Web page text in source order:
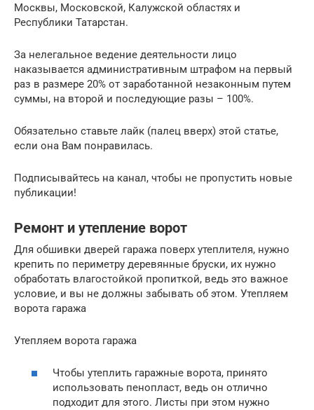
Москвы, Московской, Калужской областях и
Республики Татарстан.
За нелегальное ведение деятельности лицо
наказывается административным штрафом на первый
раз в размере 20% от заработанной незаконным путем
суммы, на второй и последующие разы – 100%.
Обязательно ставьте лайк (палец вверх) этой статье,
если она Вам понравилась.
Подписывайтесь на канал, чтобы не пропустить новые
публикации!
Ремонт и утепление ворот
Для обшивки дверей гаража поверх утеплителя, нужно
крепить по периметру деревянные бруски, их нужно
обработать влагостойкой пропиткой, ведь это важное
условие, и вы не должны забывать об этом. Утепляем
ворота гаража
Утепляем ворота гаража
Чтобы утеплить гаражные ворота, принято
использовать пенопласт, ведь он отлично
подходит для этого. Листы при этом нужно